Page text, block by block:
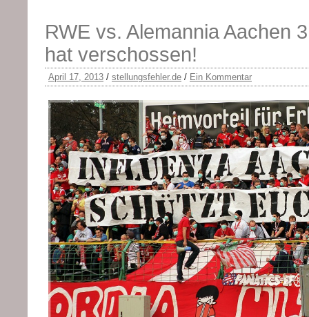
RWE vs. Alemannia Aachen
hat verschossen!
April 17, 2013 / stellungsfehler.de / Ein Kommentar